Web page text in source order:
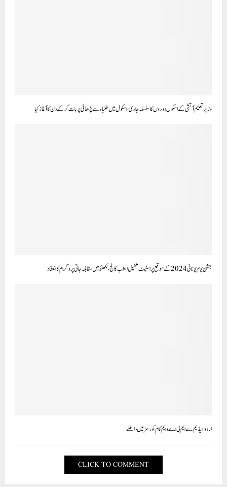
وزیر تعلیم آتشی کے اسکول دوروں کا سلسلہ جاری، اسکول میں طلباء سے پڑھائی پر بات کرکے دن کا آغاز کیا
جشن یوم یونانی 2024 کے موقع پراسٹیٹ تکمیل الطب کالج،لکھنؤ میں مقابلہ جاتی پروگرام کا انعقاد
اردو میڈیم سے ایم بی اے و ایم کام کورسز میں داخلے
CLICK TO COMMENT